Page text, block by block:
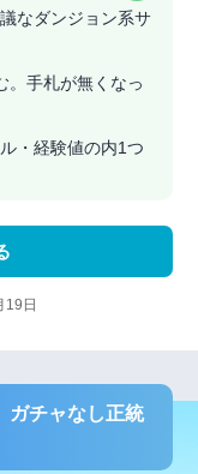
なダンジョン系サ
。手札が無くなっ
・経験値の内1つ
19日
チャなし正統